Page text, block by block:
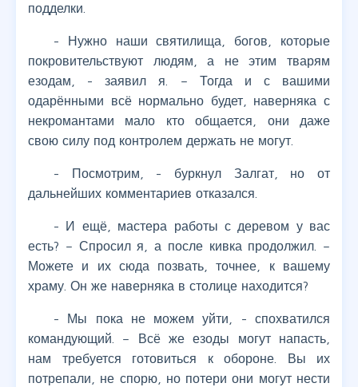
подделки.
- Нужно наши святилища, богов, которые
покровительствуют людям, а не этим тварям
езодам, - заявил я. – Тогда и с вашими
одарёнными всё нормально будет, наверняка с
некромантами мало кто общается, они даже
свою силу под контролем держать не могут.
- Посмотрим, - буркнул Залгат, но от
дальнейших комментариев отказался.
- И ещё, мастера работы с деревом у вас
есть? – Спросил я, а после кивка продолжил. –
Можете и их сюда позвать, точнее, к вашему
храму. Он же наверняка в столице находится?
- Мы пока не можем уйти, - спохватился
командующий. – Всё же езоды могут напасть,
нам требуется готовиться к обороне. Вы их
потрепали, не спорю, но потери они могут нести